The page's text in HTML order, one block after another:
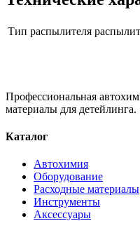
Тип распылителя
Профессиональная
материалы для детейлинга.
Каталог
Автохимия
Оборудование
Расходные материалы
Инструменты
Аксессуары